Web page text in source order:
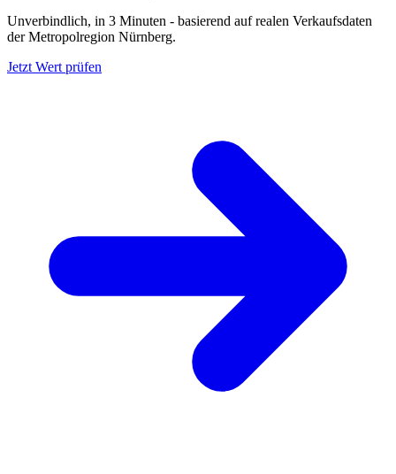
Unverbindlich, in 3 Minuten - basierend auf realen Verkaufsdaten
der Metropolregion Nürnberg.
Jetzt Wert prüfen